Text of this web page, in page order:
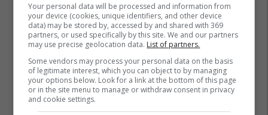
Your personal data will be processed and information from
your device (cookies, unique identifiers, and other device
data) may be stored by, accessed by and shared with 369
partners, or used specifically by this site. We and our partners
may use precise geolocation data. List of partners.
Some vendors may process your personal data on the basis
of legitimate interest, which you can object to by managing
your options below. Look for a link at the bottom of this page
or in the site menu to manage or withdraw consent in privacy
and cookie settings.